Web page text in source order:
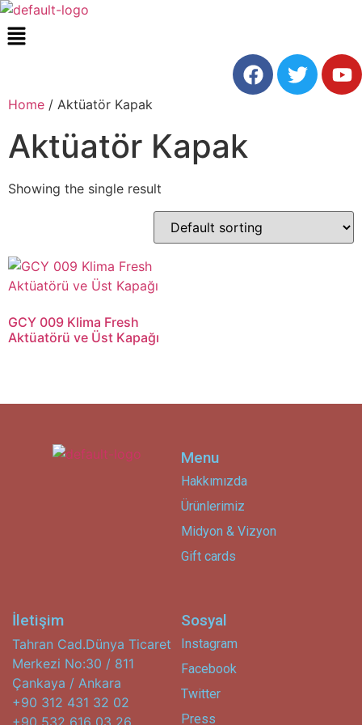
Home / Aktüatör Kapak
Aktüatör Kapak
Showing the single result
GCY 009 Klima Fresh
Aktüatörü ve Üst Kapağı
Menu
Hakkımızda
Ürünlerimiz
Midyon & Vizyon
Gift cards
İletişim
Tahran Cad.Dünya Ticaret
Merkezi No:30 / 811
Çankaya / Ankara
+90 312 431 32 02
Sosyal
Instagram
Facebook
Twitter
Press